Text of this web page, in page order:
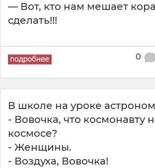
— Вот, кто нам мешает
сделать!!!
0
В школе на уроке
- Вовочка, что космонавту
космосе?
- Женщины.
- Воздуха, Вовочка!